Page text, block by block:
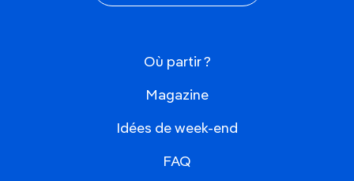
Où partir ?
Magazine
Idées de week-end
FAQ